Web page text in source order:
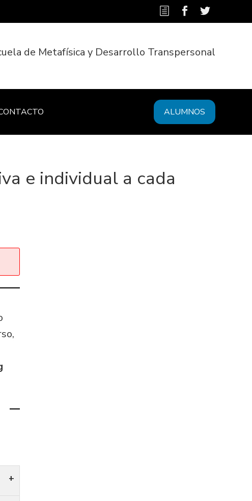
de Metafísica y Desarrollo Transpersonal
ALUMNOS
e individual a cada
+